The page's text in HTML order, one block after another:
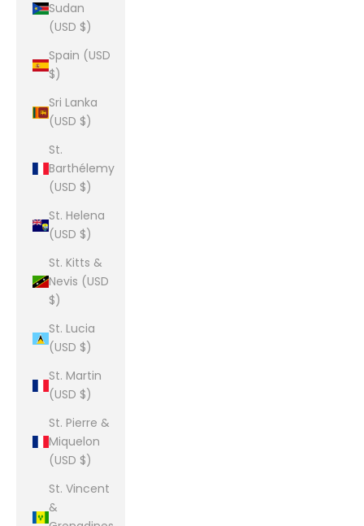
Sudan
(USD $)
Spain (USD
$)
Sri Lanka
(USD $)
St.
Barthélemy
(USD $)
St. Helena
(USD $)
St. Kitts &
Nevis (USD
$)
St. Lucia
(USD $)
St. Martin
(USD $)
St. Pierre &
Miquelon
(USD $)
St. Vincent
&